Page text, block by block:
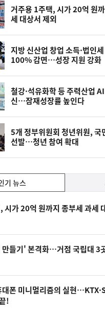
거주용 1주택, 시가 20억 원
세 대상서 제외
지방 신산업 창업 소득·법인
100% 감면…성장 지원 강화
철강·석유화학 등 주력산업
신…잠재성장률 높인다
5개 정부위원회 청년위원, 국
선발…청년 참여 확대
기 뉴스
시가 20억 원까지 종부세 과세
들기' 본격화…거점 국립대 3
폰 미니멀리즘의 실현
!